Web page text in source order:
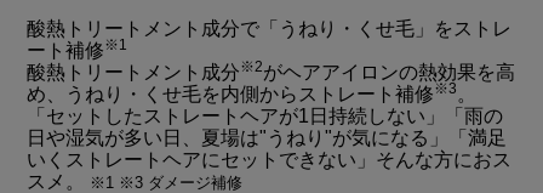
酸熱トリートメント成分で「うねり・くせ毛」をストレ
ート補修※1
酸熱トリートメント成分※2がヘアアイロンの熱効果を高
め、うねり・くせ毛を内側からストレート補修※3 。
「セットしたストレートヘアが1日持続しない」「雨の
日や湿気が多い日、夏場は"うねり"が気になる」「満足
いくストレートヘアにセットできない」そんな方におス
スメ。
※1 ※3 ダメージ補修